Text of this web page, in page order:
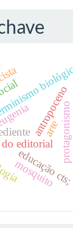
editorial
antropoceno
educação cts;
protagonismo
mosquito
arte